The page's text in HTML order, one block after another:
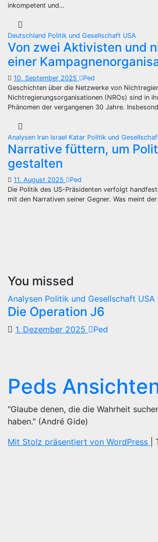
inkompetent und…
Deutschland Politik und Gesellschaft USA
Von zwei Aktivisten und
einer
10. September 2025
Ped
Geschichten über die Netzwerke von
Nichtregierungsorganisationen (NROs) sind in
Phänomen der vergangenen 30 Jahre.
Analysen Iran Israel Katar Politik und
Narrative füttern, um
gestalten
11. August 2025
Ped
Die Politik des US-Präsidenten verfolgt
mit den Narrativen seiner Gegner. Was meint
You missed
Analysen Politik und Gesellschaft USA
Die Operation J6
1. Dezember 2025 Ped
Peds
"Glaube denen, die die Wahrheit
haben." (André Gide)
Mit Stolz präsentiert von WordPress